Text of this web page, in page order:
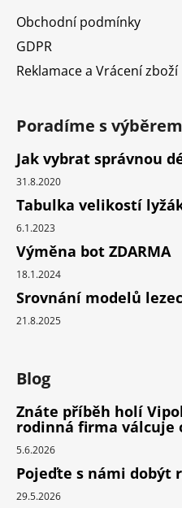
Obchodní podmínky
GDPR
Reklamace a Vrácení zboží
Poradíme s výběrem
Jak vybrat správnou
31.8.2020
Tabulka velikostí
6.1.2023
Výměna bot ZDARMA
18.1.2024
Srovnání modelů
21.8.2025
Blog
Znáte příběh holí
rodinná firma válcuje
5.6.2026
Pojeďte s námi dobýt
29.5.2026